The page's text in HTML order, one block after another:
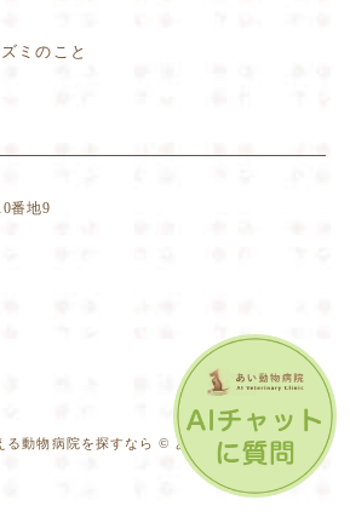
ミのこと
番地9
る動物病院を探すなら © あい動物病院